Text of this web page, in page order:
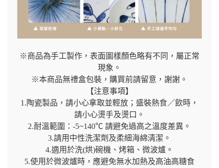
※商品為手工製作，表面圖樣顏色略有不同，屬正常
現象。
※本商品無禮盒包裝，購買前請留意，謝謝。
【注意事項】
1.陶瓷製品，請小心拿取並輕放；盛裝熱食／飲時，
請小心燙手及燙口。
2.耐溫範圍：-5~140℃ 請避免過高之溫度差異。
3.請用中性洗潔劑及柔細海綿清潔。
4.適用於洗(烘)碗機、烤箱、微波爐。
5.使用於微波爐時，應避免無水加熱及高油高糖食